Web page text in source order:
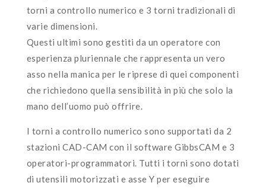
torni a controllo numerico e 3 torni tradizionali di
varie dimensioni.
Questi ultimi sono gestiti da un operatore con
esperienza pluriennale che rappresenta un vero
asso nella manica per le riprese di quei componenti
che richiedono quella sensibilità in più che solo la
mano dell’uomo può offrire.
I torni a controllo numerico sono supportati da 2
stazioni CAD-CAM con il software GibbsCAM e 3
operatori-programmatori. Tutti i torni sono dotati
di utensili motorizzati e asse Y per eseguire